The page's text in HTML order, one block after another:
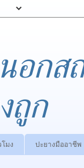
นอก
ถูก
มง ปะยางมืออาชีพ